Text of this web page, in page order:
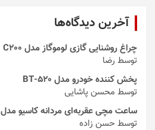
آخرین دیدگاه‌ها
چراغ روشنایی گازی لوموگاز مدل C200
توسط رضا
پخش کننده خودرو مدل 520-BT
توسط محسن پاشایی
ساعت مچی عقربه‌ای مردانه کاسیو مدل GBA-800-1ADR
توسط حسن زاده